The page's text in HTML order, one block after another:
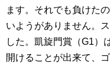
ます。それでも負けた
いようがありません。
した。凱旋門賞（G1）
開けることが出来て、